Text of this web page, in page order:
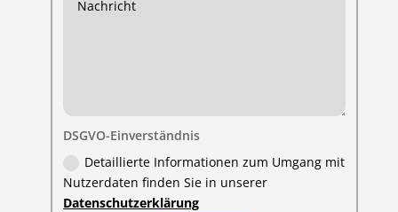
DSGVO-Einverständnis
Detaillierte Informationen zum Umgang mit
Nutzerdaten finden Sie in unserer
Datenschutzerklärung